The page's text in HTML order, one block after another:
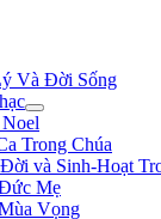
Và Đời Sống
Trong Chúa
và Sinh-Hoạt
Mẹ
Vọng